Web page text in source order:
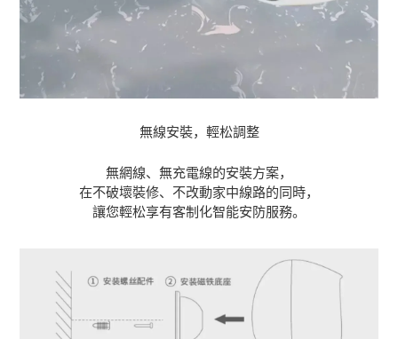
無線安裝，輕松調整
無網線、無充電線的安裝方案，
在不破壞裝修、不改動家中線路的同時，
讓您輕松享有客制化智能安防服務。